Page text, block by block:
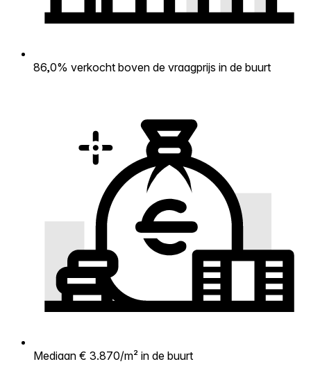
86,0% verkocht boven de vraagprijs in de buurt
Mediaan € 3.870/m² in de buurt